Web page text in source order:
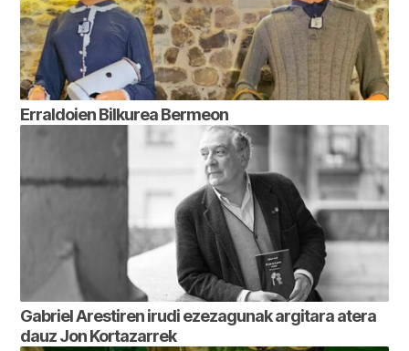
Erraldoien Bilkurea Bermeon
Gabriel Arestiren irudi ezezagunak argitara atera
dauz Jon Kortazarrek